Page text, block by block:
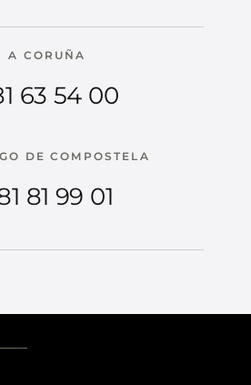
A CORUÑA
63 54 00
DE COMPOSTELA
81 99 01